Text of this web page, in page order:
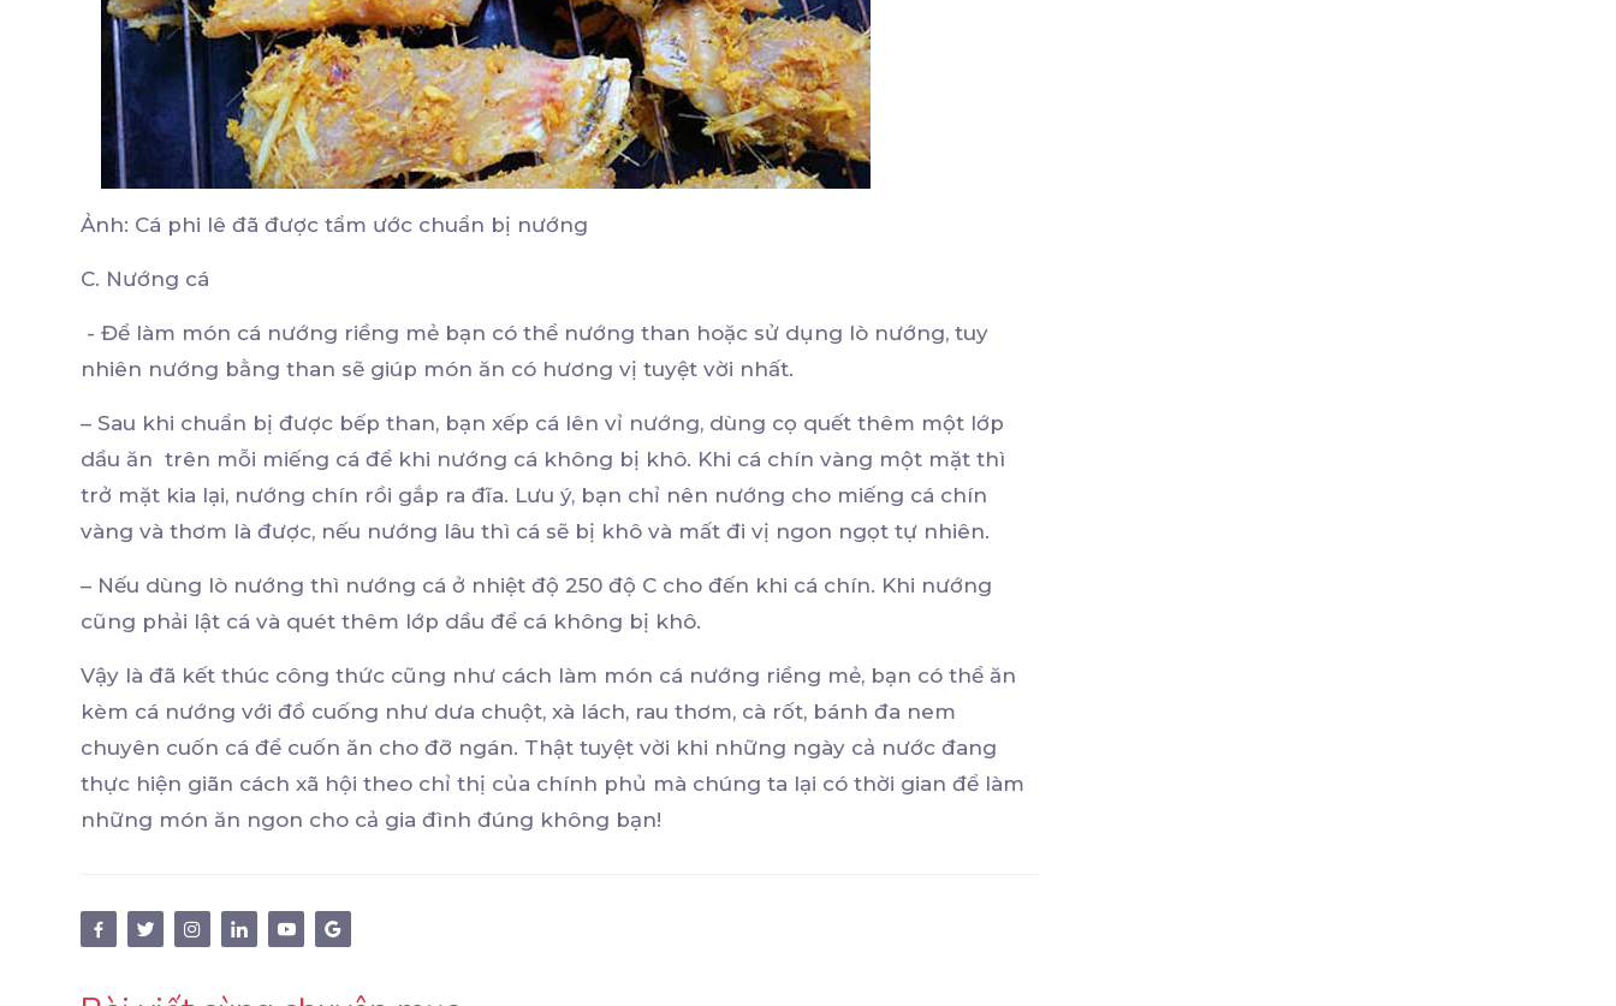
Ảnh: Cá phi lê đã được tẩm ước chuẩn bị nướng
C. Nướng cá
- Để làm món cá nướng riềng mẻ bạn có thể nướng than hoặc sử dụng lò nướng, tuy
nhiên nướng bằng than sẽ giúp món ăn có hương vị tuyệt vời nhất.
– Sau khi chuẩn bị được bếp than, bạn xếp cá lên vỉ nướng, dùng cọ quết thêm một lớp
dầu ăn trên mỗi miếng cá để khi nướng cá không bị khô. Khi cá chín vàng một mặt thì
trở mặt kia lại, nướng chín rồi gắp ra đĩa. Lưu ý, bạn chỉ nên nướng cho miếng cá chín
vàng và thơm là được, nếu nướng lâu thì cá sẽ bị khô và mất đi vị ngon ngọt tự nhiên.
– Nếu dùng lò nướng thì nướng cá ở nhiệt độ 250 độ C cho đến khi cá chín. Khi nướng
cũng phải lật cá và quét thêm lớp dầu để cá không bị khô.
Vậy là đã kết thúc công thức cũng như cách làm món cá nướng riềng mẻ, bạn có thể ăn
kèm cá nướng với đồ cuống như dưa chuột, xà lách, rau thơm, cà rốt, bánh đa nem
chuyên cuốn cá để cuốn ăn cho đỡ ngán. Thật tuyệt vời khi những ngày cả nước đang
thực hiện giãn cách xã hội theo chỉ thị của chính phủ mà chúng ta lại có thời gian để làm
những món ăn ngon cho cả gia đình đúng không bạn!